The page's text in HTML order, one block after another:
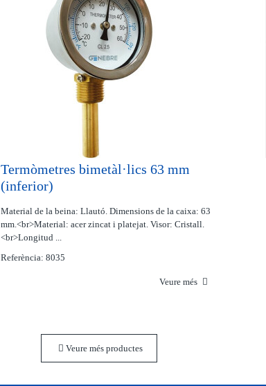
Termòmetres bimetàl·lics 63 mm
(inferior)
Material de la beina: Llautó. Dimensions de la caixa: 63
mm.<br>Material: acer zincat i platejat. Visor: Cristall.
<br>Longitud ...
Referència: 8035
Veure més
Veure més productes